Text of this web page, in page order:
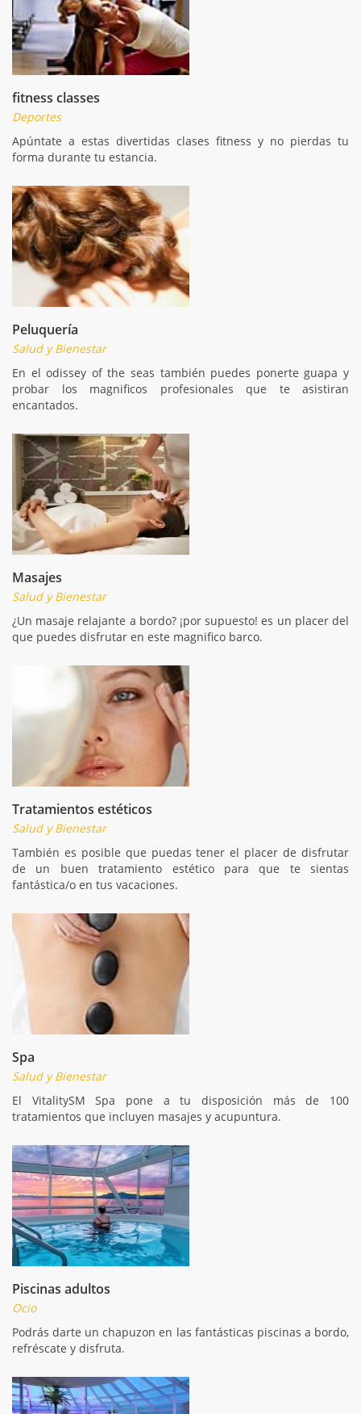
fitness classes
Deportes
Apúntate a estas divertidas clases fitness y no pierdas tu
forma durante tu estancia.
Peluquería
Salud y Bienestar
En el odissey of the seas también puedes ponerte guapa y
probar los magnificos profesionales que te asistiran
encantados.
Masajes
Salud y Bienestar
¿Un masaje relajante a bordo? ¡por supuesto! es un placer del
que puedes disfrutar en este magnifico barco.
Tratamientos estéticos
Salud y Bienestar
También es posible que puedas tener el placer de disfrutar
de un buen tratamiento estético para que te sientas
fantástica/o en tus vacaciones.
Spa
Salud y Bienestar
El VitalitySM Spa pone a tu disposición más de 100
tratamientos que incluyen masajes y acupuntura.
Piscinas adultos
Ocio
Podrás darte un chapuzon en las fantásticas piscinas a bordo,
refréscate y disfruta.